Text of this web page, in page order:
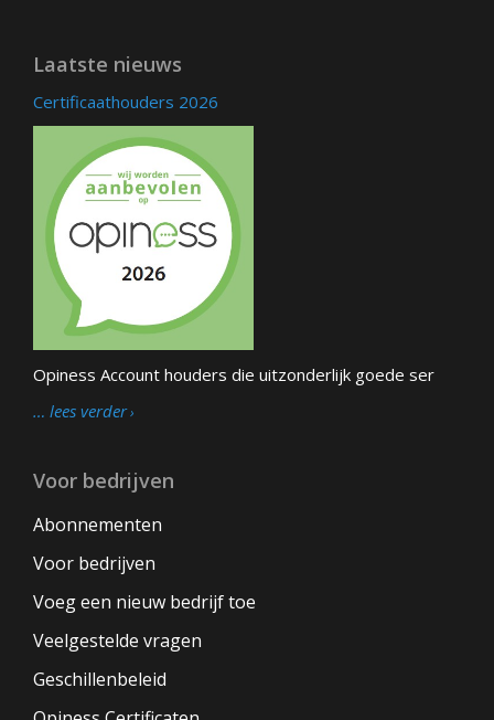
Laatste nieuws
Certificaathouders 2026
Opiness Account houders die uitzonderlijk goede ser
… lees verder
Voor bedrijven
Abonnementen
Voor bedrijven
Voeg een nieuw bedrijf toe
Veelgestelde vragen
Geschillenbeleid